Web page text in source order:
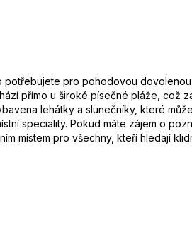
pro pohodovou
přímo u široké písečné pláže, což
lehátky a slunečníky, které
speciality. Pokud máte zájem o
místem pro všechny, kteří hledají